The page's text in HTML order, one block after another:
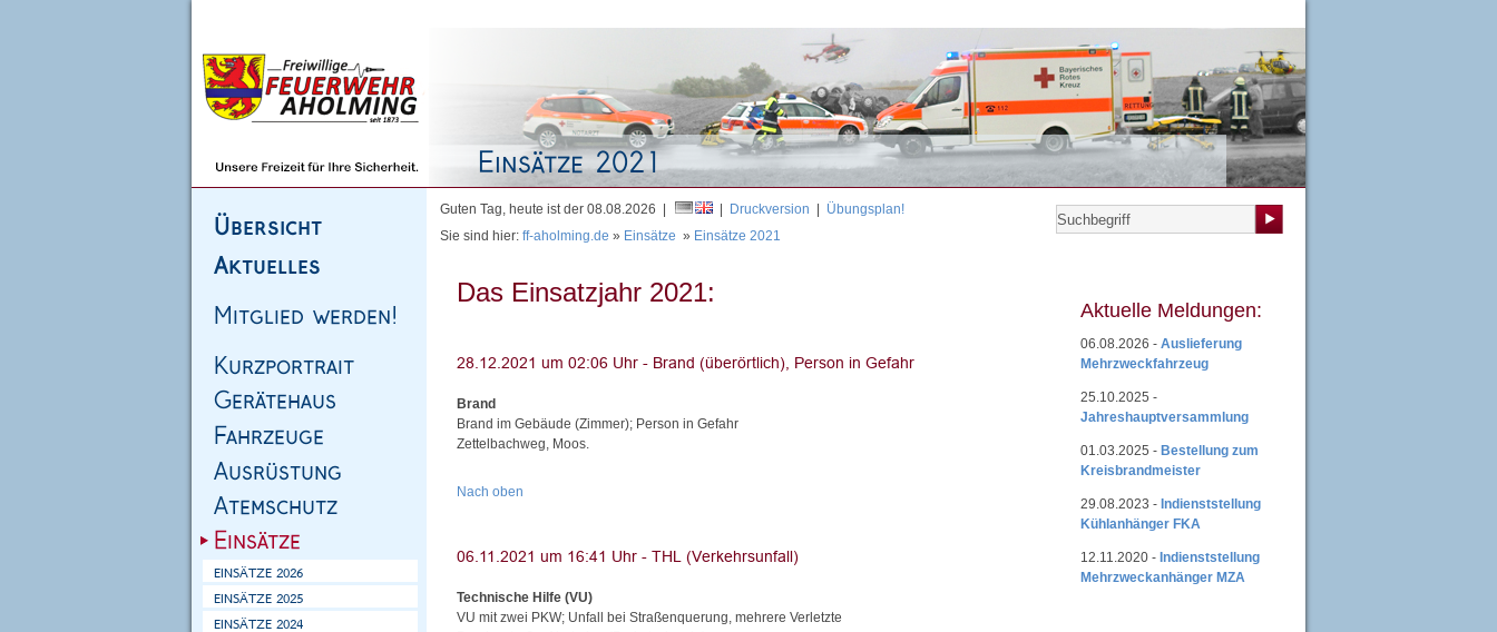
Guten Tag, heute ist der 08.08.2026 | Druckversion
Übungsplan!
Sie sind hier: ff-aholming.de » Einsätze » Einsätze 2021
Das Einsatzjahr 2021:
Brand
Brand im Gebäude (Zimmer); Person in Gefahr
Zettelbachweg, Moos.
Nach oben
Technische Hilfe (VU)
VU mit zwei PKW; Unfall bei Straßenquerung, mehrere Verletzte
Aktuelle Meldungen:
06.08.2026 - Auslieferung
Mehrzweckfahrzeug
25.10.2025 -
Jahreshauptversammlung
01.03.2025 - Bestellung zum
Kreisbrandmeister
29.08.2023 - Indienststellung
Kühlanhänger FKA
12.11.2020 - Indienststellung
Mehrzweckanhänger MZA